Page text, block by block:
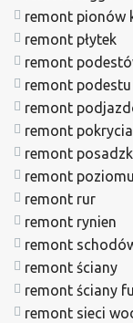
remont pionów
remont płytek
remont
remont podestu
remont
remont
remont
remont
remont rur
remont rynien
remont
remont ściany
remont ściany
remont sieci